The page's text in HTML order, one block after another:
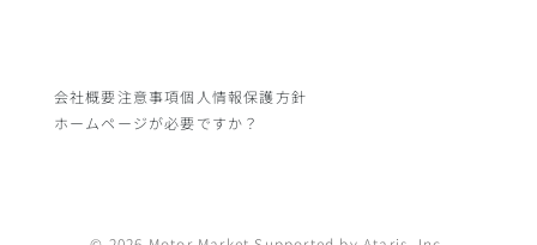
会社概要注意事項個人情報保護方針
ホームページが必要ですか？